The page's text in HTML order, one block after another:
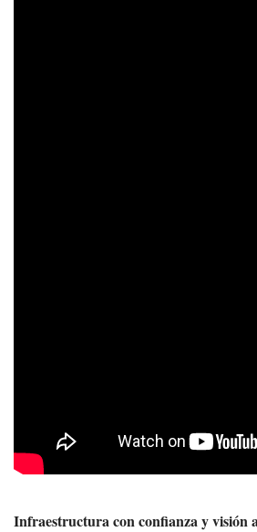
Infraestructura con confianza y visión